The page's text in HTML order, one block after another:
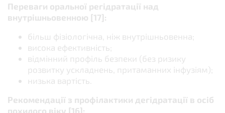
Переваги оральної регідратації над
внутрішньовенною [17]:
більш фізіологічна, ніж внутрішньовенна;
висока ефективність;
відмінний профіль безпеки (без ризику
розвитку ускладнень, притаманних інфузіям);
низька вартість.
Рекомендації з профілактики дегідратації в осіб
похилого віку [16]: